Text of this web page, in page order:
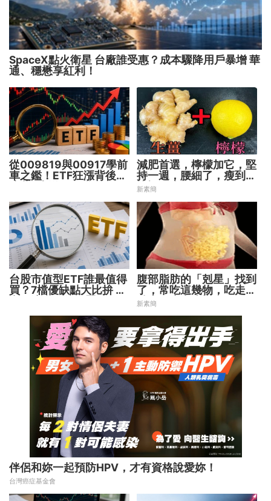
SpaceX點火衛星 台廠誰受惠？成本驟降用戶暴增 華
通、穩懋享紅利！
從009819與00917學前
車之鑑！ETF狂漲背後
減肥首選，檸檬加它，堅
持一週，腰細了，瘦到你
懷疑人生
新素簡
台股市值型ETF誰最值得
買？7檔優缺點大比拚 找
腹部脂肪的「剋星」找到
了，常吃這幾物，吃走大
肚囊，瘦出小蠻腰
新素簡
伴侶和妳一起預防HPV，才有資格說愛妳！
台灣癌症基金會